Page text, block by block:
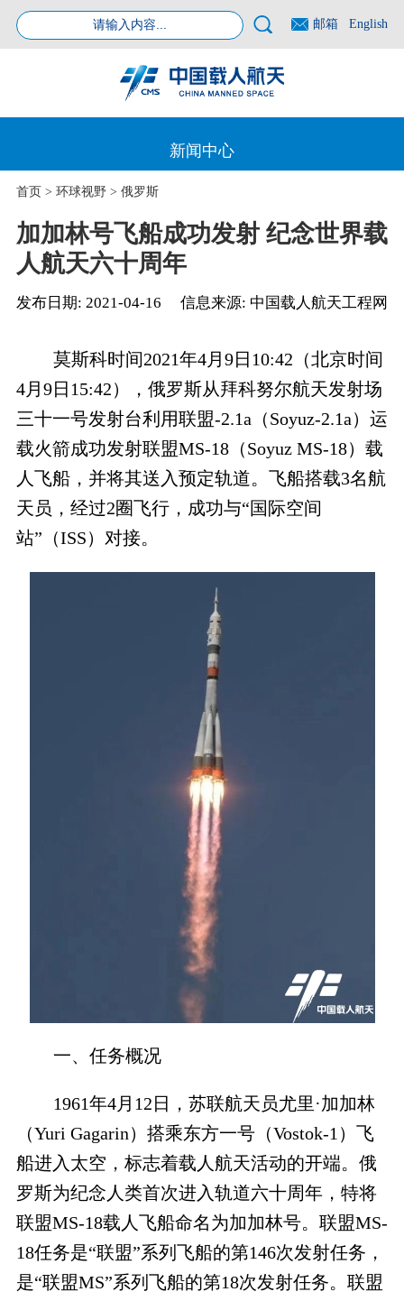
邮箱 English
新闻中心
首页> 环球视野> 俄罗斯
加加林号飞船成功发射 纪念世界载
人航天六十周年
发布日期: 2021-04-16 信息来源: 中国载人航天工程网
莫斯科时间2021年4月9日10:42（北京时间
4月9日15:42），俄罗斯从拜科努尔航天发射场
三十一号发射台利用联盟-2.1a（Soyuz-2.1a）运
载火箭成功发射联盟MS-18（Soyuz MS-18）载
人飞船，并将其送入预定轨道。飞船搭载3名航
天员，经过2圈飞行，成功与“国际空间
站”（ISS）对接。
一、任务概况
1961年4月12日，苏联航天员尤里·加加林
（Yuri Gagarin）搭乘东方一号（Vostok-1）飞
船进入太空，标志着载人航天活动的开端。俄
罗斯为纪念人类首次进入轨道六十周年，特将
联盟MS-18载人飞船命名为加加林号。联盟MS-
18任务是“联盟”系列飞船的第146次发射任务，
是“联盟MS”系列飞船的第18次发射任务。联盟